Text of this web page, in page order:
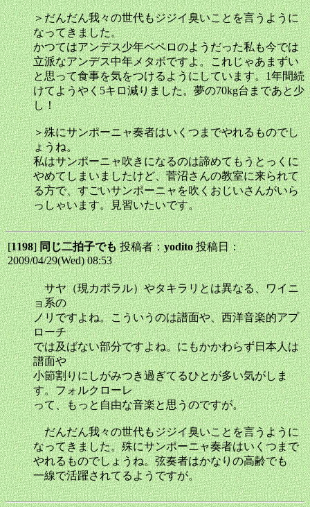
＞だんだん我々の世代もジジイ臭いことを言うように
なってきました。
かつてはアンデス少年ペペロのようだった私も今では
立派なアンデス中年メタボですよ。これじゃあまずい
と思って食事を気をつけるようにしています。1年間続
けてようやく5キロ減りました。夢の70kg台まであと少
し！
＞殊にサンポーニャ奏者はいくつまでやれるものでし
ょうね。
私はサンポーニャ吹きになるのは諦めてもうとっくに
やめてしまいましたけど、菅沼さんの教室に来られて
る方で、すごいサンポーニャを吹くおじいさんがいら
っしゃいます。見習いたいです。
[1198]同じ二拍子でも投稿者：yodito投稿日：
2009/04/29(Wed) 08:53
サヤ（現カポラル）やタキラリとは異なる、ワイニ
ョ系の
ノリですよね。こういうのは譜面や、西洋音楽的アプ
ローチ
では及ばない部分ですよね。にもかかわらず日本人は
譜面や
小節割りにしがみつき過ぎてるひとが多い気がしま
す。フォルクローレ
って、もっと自由な音楽と思うのですが。
だんだん我々の世代もジジイ臭いことを言うように
なってきました。殊にサンポーニャ奏者はいくつまで
やれるものでしょうね。弦奏者はかなりの高齢でも
一線で活躍されてるようですが。